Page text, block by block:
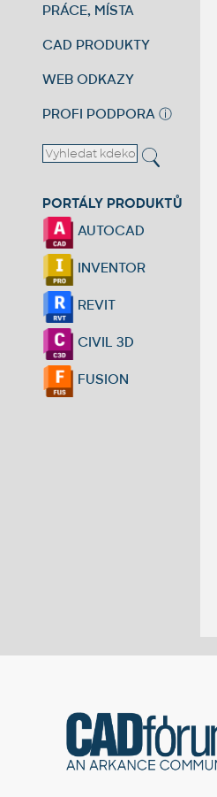
PRÁCE, MÍSTA
CAD PRODUKTY
WEB ODKAZY
PROFI PODPORA ⓘ
PORTÁLY PRODUKTŮ
AUTOCAD
INVENTOR
REVIT
CIVIL 3D
FUSION